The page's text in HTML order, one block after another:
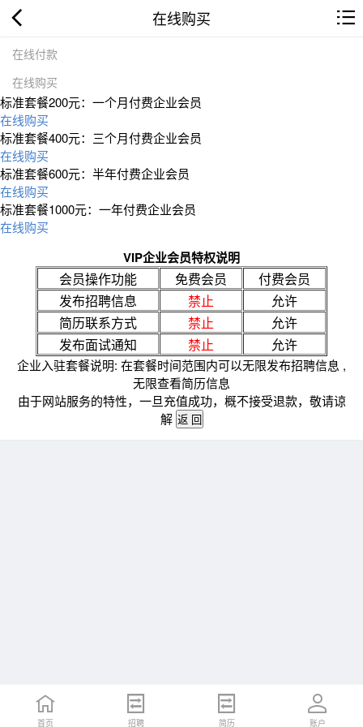
在线购买
在线付款
在线购买
标准套餐200元：一个月付费企业会员
在线购买
标准套餐400元：三个月付费企业会员
在线购买
标准套餐600元：半年付费企业会员
在线购买
标准套餐1000元：一年付费企业会员
在线购买
VIP企业会员特权说明
会员操作功能 免费会员
付费会员
发布招聘信息
禁止
允许
简历联系方式
禁止
允许
发布面试通知
禁止 允许
企业入驻套餐说明: 在套餐时间范围内可以无限发布招聘信息 ,
无限查看简历信息
由于网站服务的特性，一旦充值成功，概不接受退款，敬请谅
解
首页 招聘 简历 账户